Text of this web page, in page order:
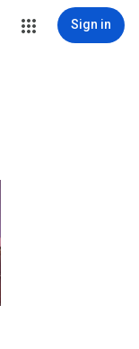
Sign in